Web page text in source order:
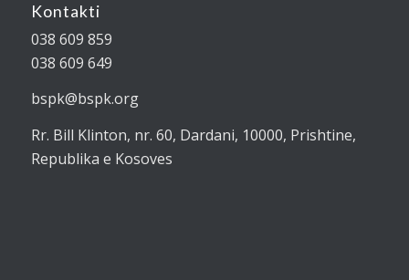
Kontakti
038 609 859
038 609 649
bspk@bspk.org
Rr. Bill Klinton, nr. 60, Dardani, 10000, Prishtine,
Republika e Kosoves